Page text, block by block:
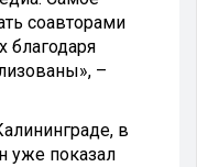
соавторами
благодаря
–
в
уже показал